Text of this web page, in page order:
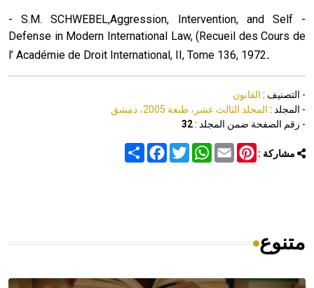
- S.M. SCHWEBEL,Aggression, Intervention, and Self -
Defense in Modern International Law, (Recueil des Cours de
l’ Académie de Droit International, II, Tome 136, 1972.
- التصنيف : القانون
- المجلد : المجلد الثالث عشر، طبعة 2005، دمشق
- رقم الصفحة ضمن المجلد :32
مشاركة : Share
FacebookTwitter
WhatsAppEmail
Pinterest
متنوع